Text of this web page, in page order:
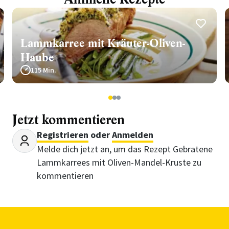
Lammkarree mit Kräuter-Oliven-
Haube
115 Min.
123
Jetzt kommentieren
Registrieren oderAnmelden
Melde dich jetzt an, um das Rezept Gebratene
Lammkarrees mit Oliven-Mandel-Kruste zu
kommentieren